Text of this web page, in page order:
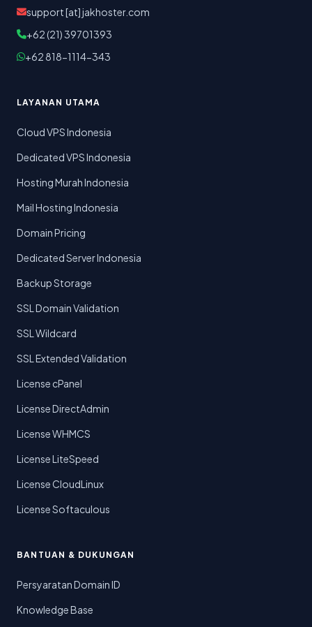
support [at] jakhoster.com
+62 (21) 39701393
+62 818-1114-343
LAYANAN UTAMA
Cloud VPS Indonesia
Dedicated VPS Indonesia
Hosting Murah Indonesia
Mail Hosting Indonesia
Domain Pricing
Dedicated Server Indonesia
Backup Storage
SSL Domain Validation
SSL Wildcard
SSL Extended Validation
License cPanel
License DirectAdmin
License WHMCS
License LiteSpeed
License CloudLinux
License Softaculous
BANTUAN & DUKUNGAN
Persyaratan Domain ID
Knowledge Base